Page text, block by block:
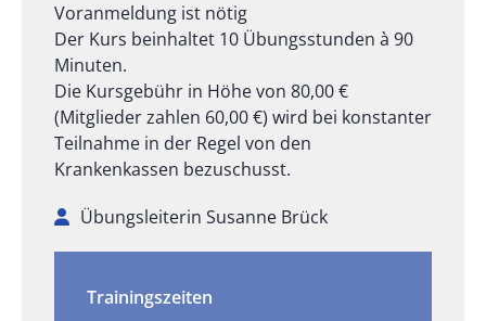
Voranmeldung ist nötig
Der Kurs beinhaltet 10 Übungsstunden à 90
Minuten.
Die Kursgebühr in Höhe von 80,00 €
(Mitglieder zahlen 60,00 €) wird bei konstanter
Teilnahme in der Regel von den
Krankenkassen bezuschusst.
Übungsleiterin Susanne Brück
Trainingszeiten